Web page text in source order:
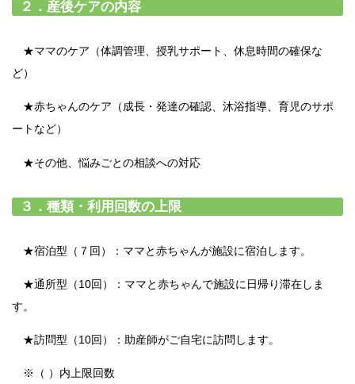
２．産後ケアの内容
★ママのケア（体調管理、授乳サポート、休息時間の確保な
ど）
★赤ちゃんのケア（成長・発達の確認、沐浴指導、育児のサポ
ートなど）
★その他、悩みごとの相談への対応
３．種類・利用回数の上限
★宿泊型（７回）：ママと赤ちゃんが施設に宿泊します。
★通所型（10回）：ママと赤ちゃんで施設に日帰り滞在しま
す。
★訪問型（10回）：助産師がご自宅に訪問します。
※（ ）内上限回数